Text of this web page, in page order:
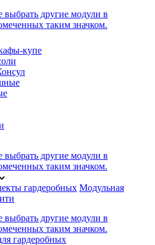
другие модули в
таким значком.
купе
другие модули в
таким значком.
гардеробных Модульная
другие модули в
таким значком.
гардеробных